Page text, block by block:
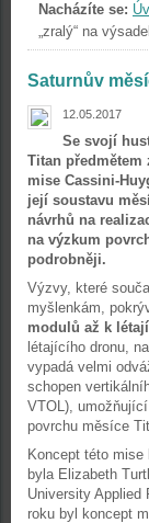
Nacházíte se:
„zralý“ na
Saturnův
12.05.2017
Se svojí
Titan
mise Cassini-
její soustavu
návrhů na
na výzkum
podrobněji.
Výzvy, které
myšlenkám,
modulů až k
létajícího dronu,
vypadá velmi
schopen
VTOL),
povrchu měsíce
Koncept této
byla Elizabeth
University Applied
roku byl koncept